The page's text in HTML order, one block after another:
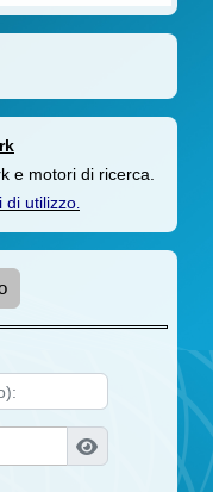
e motori di ricerca.
di utilizzo.